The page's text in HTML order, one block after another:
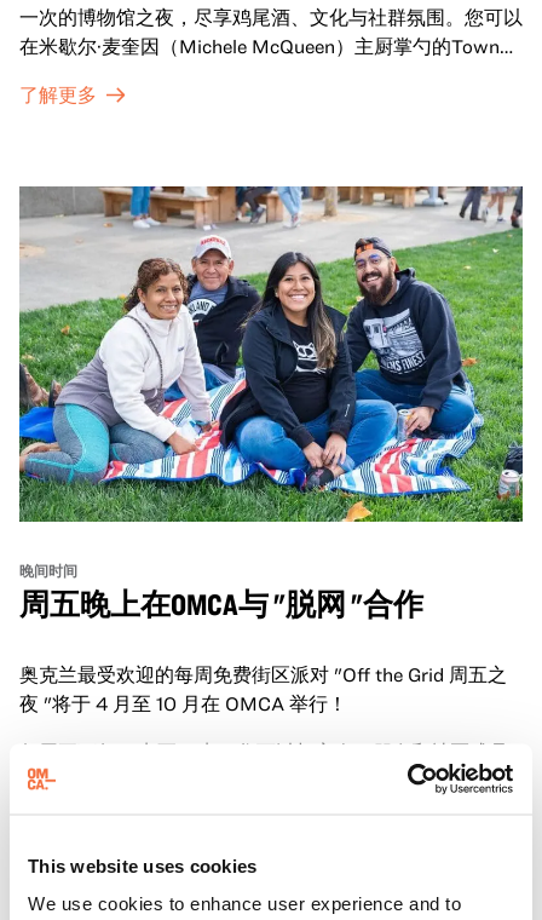
This website uses cookies
We use cookies to enhance user experience and to
一次的博物馆之夜，尽享鸡尾酒、文化与社群氛围。您可以
在米歇尔·麦奎因（Michele McQueen）主厨掌勺的Town
探索那些在夜幕下焕发活力的展厅，那里将呈现快闪表演、
了解更多
晚间时间
周五晚上在OMCA与 "脱网 "合作
奥克兰最受欢迎的每周免费街区派对 "Off the Grid 周五之
夜 "将于 4 月至 10 月在 OMCA 举行！
每周五下午 5 点至 9 点，您可以与家人、朋友和社区成员
欢聚一堂，欣赏现场音乐、参加动手活动、OTG（Off the
了解更多